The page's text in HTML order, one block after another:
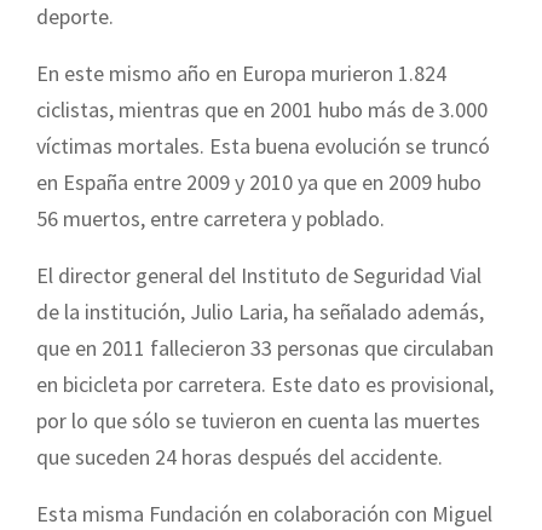
deporte.
En este mismo año en Europa murieron 1.824
ciclistas, mientras que en 2001 hubo más de 3.000
víctimas mortales. Esta buena evolución se truncó
en España entre 2009 y 2010 ya que en 2009 hubo
56 muertos, entre carretera y poblado.
El director general del Instituto de Seguridad Vial
de la institución, Julio Laria, ha señalado además,
que en 2011 fallecieron 33 personas que circulaban
en bicicleta por carretera. Este dato es provisional,
por lo que sólo se tuvieron en cuenta las muertes
que suceden 24 horas después del accidente.
Esta misma Fundación en colaboración con Miguel